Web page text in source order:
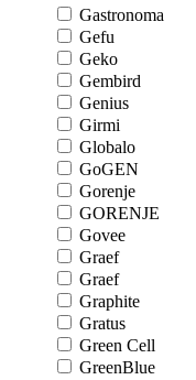
Gastronoma
Gefu
Geko
Gembird
Genius
Girmi
Globalo
GoGEN
Gorenje
GORENJE
Govee
Graef
Graef
Graphite
Gratus
Green Cell
GreenBlue